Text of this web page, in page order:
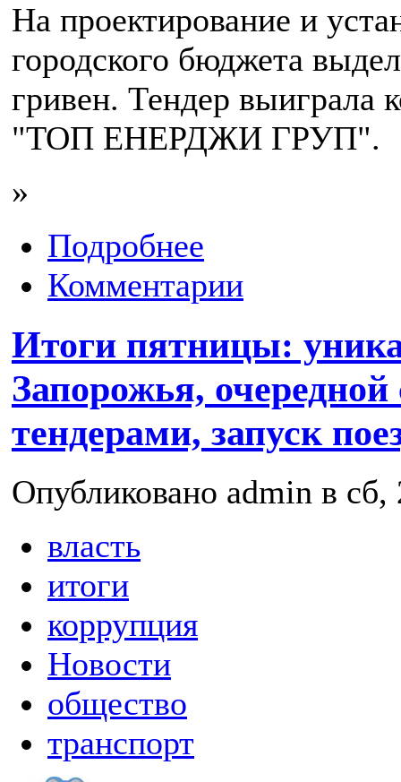
На проектирование и
городского бюджета
гривен. Тендер
"ТОП ЕНЕРДЖИ ГРУП".
»
Подробнее
Комментарии
Итоги пятницы:
Запорожья, очередной
тендерами, запуск
Опубликовано admin в
власть
итоги
коррупция
Новости
общество
транспорт